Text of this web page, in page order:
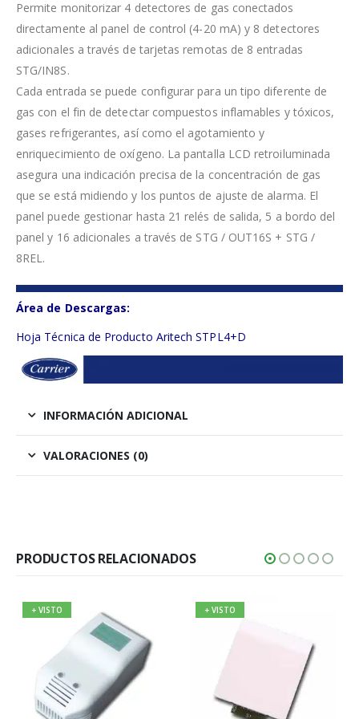
Permite monitorizar 4 detectores de gas conectados
directamente al panel de control (4-20 mA) y 8 detectores
adicionales a través de tarjetas remotas de 8 entradas
STG/IN8S.
Cada entrada se puede configurar para un tipo diferente de
gas con el fin de detectar compuestos inflamables y tóxicos,
gases refrigerantes, así como el agotamiento y
enriquecimiento de oxígeno. La pantalla LCD retroiluminada
asegura una indicación precisa de la concentración de gas
que se está midiendo y los puntos de ajuste de alarma. El
panel puede gestionar hasta 21 relés de salida, 5 a bordo del
panel y 16 adicionales a través de STG / OUT16S + STG /
8REL.
Área de Descargas:
Hoja Técnica de Producto Aritech STPL4+D
INFORMACIÓN ADICIONAL
VALORACIONES (0)
PRODUCTOS RELACIONADOS
+ VISTO + VISTO